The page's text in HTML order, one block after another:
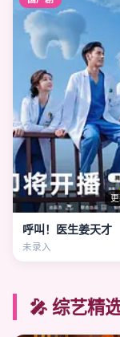
呼叫！医生姜天才
未录入
🎤 综艺精